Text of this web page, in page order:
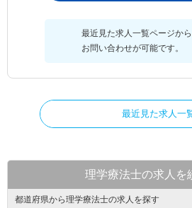
最近見た求人一覧ページから
お問い合わせが可能です。
最近見た求人一
理学療法士の求人を
都道府県から理学療法士の求人を探す